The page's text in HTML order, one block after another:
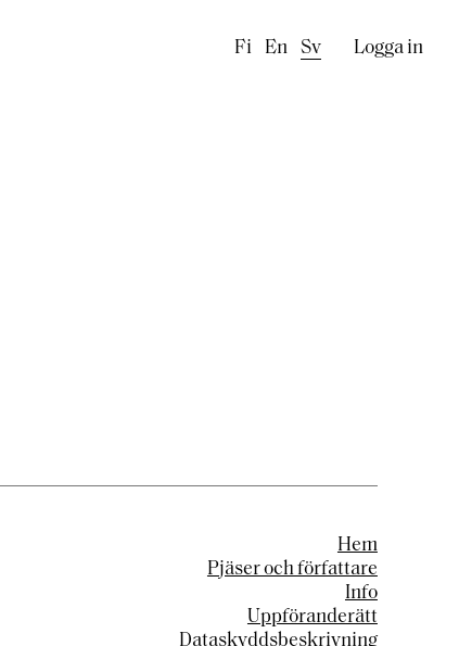
Fi En Sv Logga in
Hem
Pjäser och författare
Info
Uppföranderätt
Dataskyddsbeskrivning